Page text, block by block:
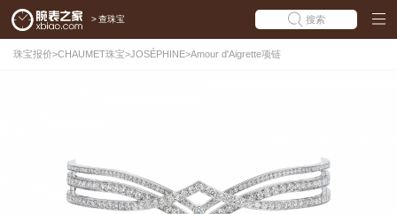
> 查珠宝 搜索
珠宝报价>CHAUMET珠宝>JOSÉPHINE>Amour d'Aigrette项链